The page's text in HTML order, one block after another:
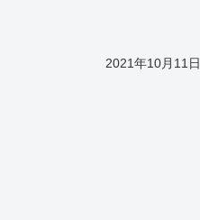
2021年10月11日